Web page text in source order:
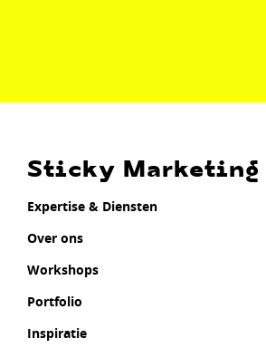
Sticky Marketing
Expertise & Diensten
Over ons
Workshops
Portfolio
Inspiratie